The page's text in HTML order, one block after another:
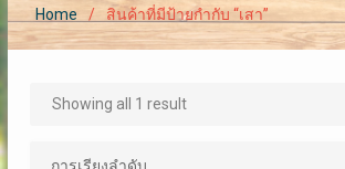
Home สินค้าที่มีป้ายกำกับ “เสา”
Showing all 1 result